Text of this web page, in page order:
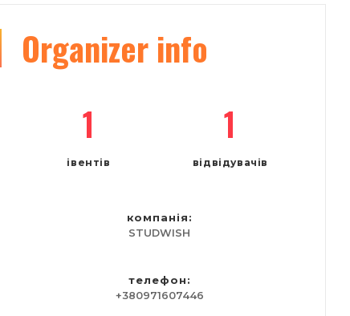
Organizer info
1
івентів
1
відвідувачів
компанія:
STUDWISH
телефон:
+380971607446